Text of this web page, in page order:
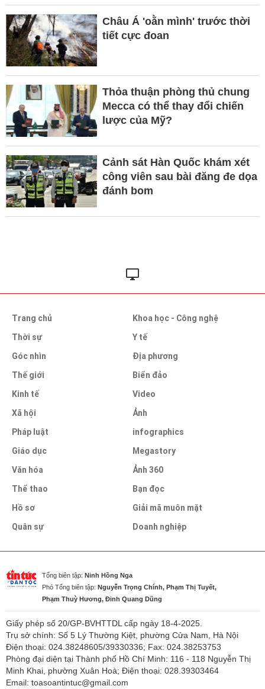
Châu Á 'oằn mình' trước thời
tiết cực đoan
Thỏa thuận phòng thủ chung
Mecca có thể thay đổi chiến
lược của Mỹ?
Cảnh sát Hàn Quốc khám xét
công viên sau bài đăng đe dọa
đánh bom
Trang chủ
Thời sự
Góc nhìn
Thế giới
Kinh tế
Xã hội
Pháp luật
Giáo dục
Văn hóa
Thể thao
Hồ sơ
Quân sự
Khoa học - Công nghệ
Y tế
Địa phương
Biển đảo
Video
Ảnh
infographics
Megastory
Ảnh 360
Bạn đọc
Giải mã muôn mặt
Doanh nghiệp
Tổng biên tập: Ninh Hồng Nga
Phó Tổng biên tập: Nguyễn Trọng Chính, Phạm Thị Tuyết,
Phạm Thuỳ Hương, Đinh Quang Dũng
Giấy phép số 20/GP-BVHTTDL cấp ngày 18-4-2025.
Trụ sở chính: Số 5 Lý Thường Kiệt, phường Cửa Nam, Hà Nội
Điện thoại: 024.38248605/39330336; Fax: 024.38253753
Phòng đại diện tại Thành phố Hồ Chí Minh: 116 - 118 Nguyễn Thị
Minh Khai, phường Xuân Hoà; Điện thoại: 028.39303464
Email: toasoantintuc@gmail.com